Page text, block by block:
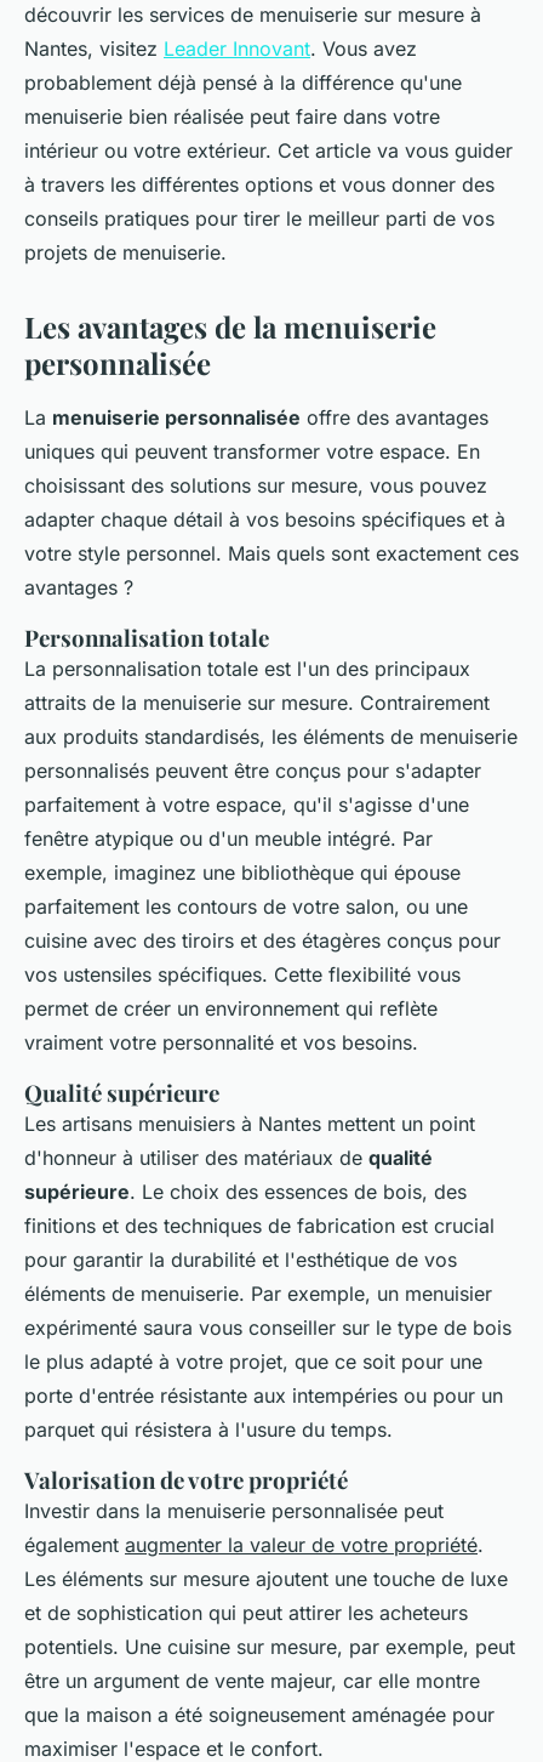
découvrir les services de menuiserie sur mesure à
Nantes, visitez Leader Innovant. Vous avez
probablement déjà pensé à la différence qu'une
menuiserie bien réalisée peut faire dans votre
intérieur ou votre extérieur. Cet article va vous guider
à travers les différentes options et vous donner des
conseils pratiques pour tirer le meilleur parti de vos
projets de menuiserie.
Les avantages de la menuiserie
personnalisée
La menuiserie personnalisée offre des avantages
uniques qui peuvent transformer votre espace. En
choisissant des solutions sur mesure, vous pouvez
adapter chaque détail à vos besoins spécifiques et à
votre style personnel. Mais quels sont exactement ces
avantages ?
Personnalisation totale
La personnalisation totale est l'un des principaux
attraits de la menuiserie sur mesure. Contrairement
aux produits standardisés, les éléments de menuiserie
personnalisés peuvent être conçus pour s'adapter
parfaitement à votre espace, qu'il s'agisse d'une
fenêtre atypique ou d'un meuble intégré. Par
exemple, imaginez une bibliothèque qui épouse
parfaitement les contours de votre salon, ou une
cuisine avec des tiroirs et des étagères conçus pour
vos ustensiles spécifiques. Cette flexibilité vous
permet de créer un environnement qui reflète
vraiment votre personnalité et vos besoins.
Qualité supérieure
Les artisans menuisiers à Nantes mettent un point
d'honneur à utiliser des matériaux de qualité
supérieure. Le choix des essences de bois, des
finitions et des techniques de fabrication est crucial
pour garantir la durabilité et l'esthétique de vos
éléments de menuiserie. Par exemple, un menuisier
expérimenté saura vous conseiller sur le type de bois
le plus adapté à votre projet, que ce soit pour une
porte d'entrée résistante aux intempéries ou pour un
parquet qui résistera à l'usure du temps.
Valorisation de votre propriété
Investir dans la menuiserie personnalisée peut
également augmenter la valeur de votre propriété.
Les éléments sur mesure ajoutent une touche de luxe
et de sophistication qui peut attirer les acheteurs
potentiels. Une cuisine sur mesure, par exemple, peut
être un argument de vente majeur, car elle montre
que la maison a été soigneusement aménagée pour
maximiser l'espace et le confort.